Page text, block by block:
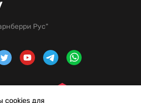
Рус"
cookies для